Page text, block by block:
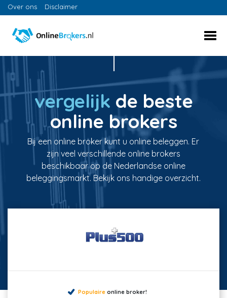
Over ons Disclaimer
vergelijk de beste
online brokers
Bij een online broker kunt u online beleggen. Er
zijn veel verschillende online brokers
beschikbaar op de Nederlandse online
beleggingsmarkt. Bekijk ons handige overzicht.
Populaireonline broker!